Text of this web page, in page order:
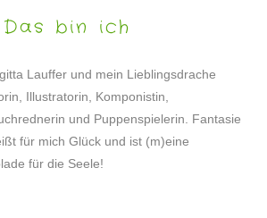
Das bin ich
Lauffer und mein Lieblingsdrache
Illustratorin, Komponistin,
und Puppenspielerin. Fantasie
für mich Glück und ist (m)eine
für die Seele!